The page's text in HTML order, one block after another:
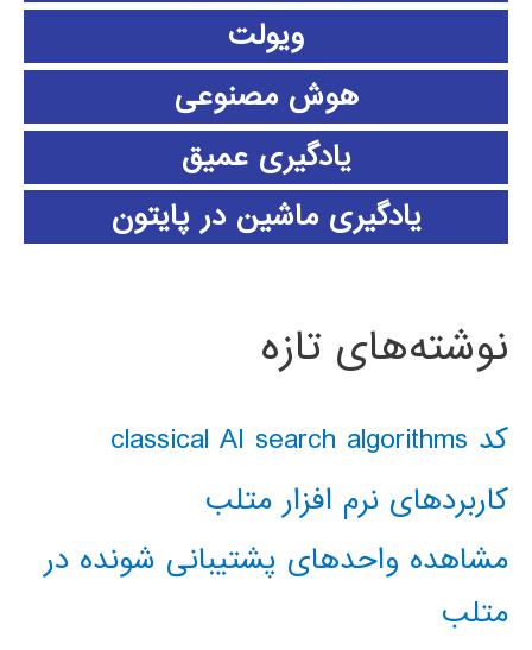
ویولت
هوش مصنوعی
یادگیری عمیق
یادگیری ماشین در پایتون
نوشته‌های تازه
کد classical AI search algorithms
کاربردهای نرم افزار متلب
مشاهده واحدهای پشتیبانی شونده در
متلب